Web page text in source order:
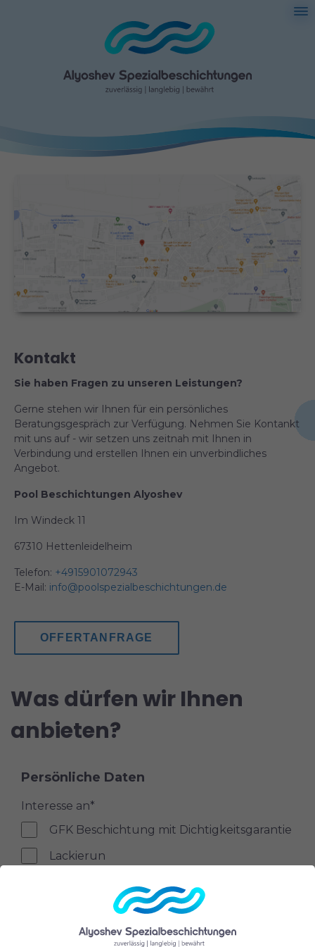
Kontakt
Sie haben Fragen zu unseren Leistungen?
Gerne stehen wir Ihnen für ein persönliches
Beratungsgespräch zur Verfügung. Nehmen Sie Kontankt
mit uns auf - wir setzen uns zeitnah mit Ihnen in
Verbindung und erstellen Ihnen ein unverbindliches
Angebot.
Pool Beschichtungen Alyoshev
Im Windeck 11
67310 Hettenleidelheim
Telefon: +4915901072943
E-Mail: info@poolspezialbeschichtungen.de
OFFERTANFRAGE
Was dürfen wir Ihnen
anbieten?
Persönliche Daten
Interesse an*
GFK Beschichtung mit Dichtigkeitsgarantie
Lackierun